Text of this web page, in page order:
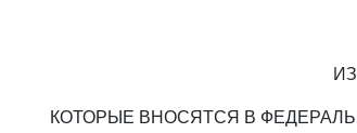
КОТОРЫЕ ВНОСЯТСЯ В